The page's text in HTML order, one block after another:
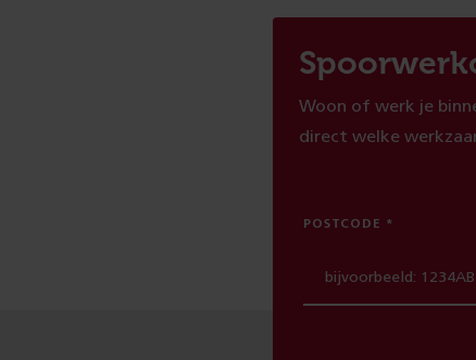
Woon of werk je
direct welke
POSTCODE